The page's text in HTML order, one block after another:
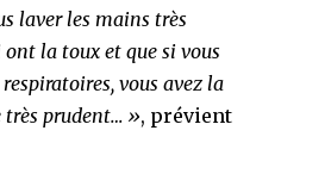
laver les mains très
la toux et que si vous
vous avez la
très prudent… », prévient